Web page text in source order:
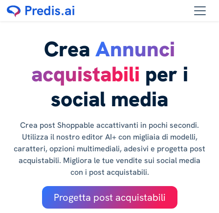
Crea Annunci
acquistabili per i
social media
Crea post Shoppable accattivanti in pochi secondi.
Utilizza il nostro editor AI+ con migliaia di modelli,
caratteri, opzioni multimediali, adesivi e progetta post
acquistabili. Migliora le tue vendite sui social media
con i post acquistabili.
Progetta post acquistabili